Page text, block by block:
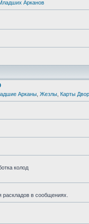
Арканов
Арканы Жезлы Карты
колод
в сообщениях.